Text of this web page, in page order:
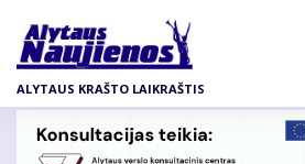
pagrindinį
turinį
ALYTAUS KRAŠTO LAIKRAŠTIS